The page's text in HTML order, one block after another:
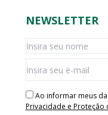
NEWSLETTER
Ao informar meus
Privacidade e Proteção